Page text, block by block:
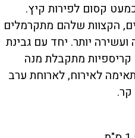
קסום לפירות קיץ.
הקצוות שלהם מתקרמלים
יותר. יחד עם גבינת
מתקבלת מנה
לאירוח, לארוחת ערב
קר.